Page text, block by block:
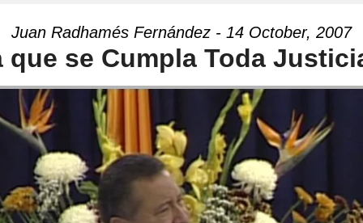
Juan Radhamés Fernández - 14 October, 2007
que se Cumpla Toda